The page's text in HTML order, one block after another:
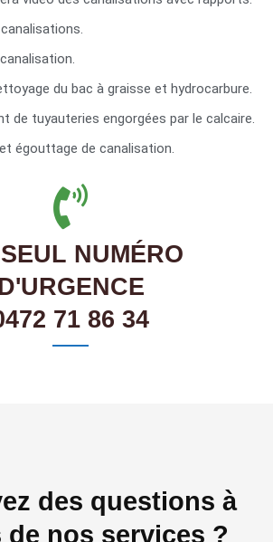
du bac à graisse et hydrocarbure.
de tuyauteries engorgées par le calcaire.
égouttage de canalisation.
NUMÉRO
71 86 34
des questions à
de nos services ?